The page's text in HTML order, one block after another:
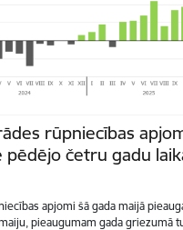
rūpniecības
pēdējo četru gadu
apjomi šā gada maijā
pieaugumam gada griezumā